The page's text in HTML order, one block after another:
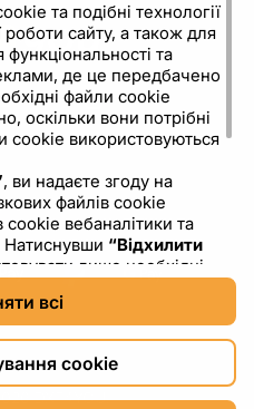
DXF4YOU.
- US Dollar ($)
та подібні технології
сайту, а також для
та
де це передбачено
файли cookie
оскільки вони потрібні
cookie використовуються
, ви надаєте згоду на
файлів cookie
cookie вебаналітики та
Натиснувши “Відхилити
лише необхідні
файлів cookie
можете змінити або
який час через
у нижній частині
файлів cookie,
всі
cookie